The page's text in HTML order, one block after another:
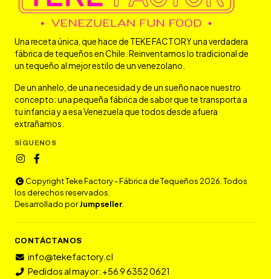
Una receta única, que hace de TEKE FACTORY una verdadera
fábrica de tequeños en Chile. Reinventamos lo tradicional de
un tequeño al mejor estilo de un venezolano.
De un anhelo, de una necesidad y de un sueño nace nuestro
concepto: una pequeña fábrica de sabor que te transporta a
tu infancia y a esa Venezuela que todos desde afuera
extrañamos.
SÍGUENOS
Copyright Teke Factory - Fábrica de Tequeños 2026. Todos
los derechos reservados.
Desarrollado porJumpseller
CONTÁCTANOS
info@tekefactory.cl
Pedidos al mayor: +56 9 6352 0621